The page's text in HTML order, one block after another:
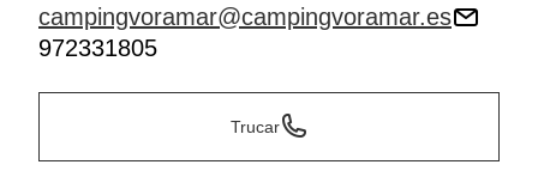
campingvoramar@campingvoramar.es
972331805
Trucar